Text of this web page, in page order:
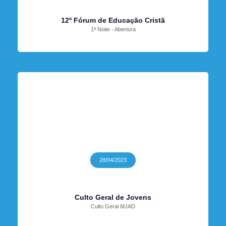
12º Fórum de Educação Cristã
1ª Noite - Abertura
28/04/2023
Culto Geral de Jovens
Culto Geral MJAD